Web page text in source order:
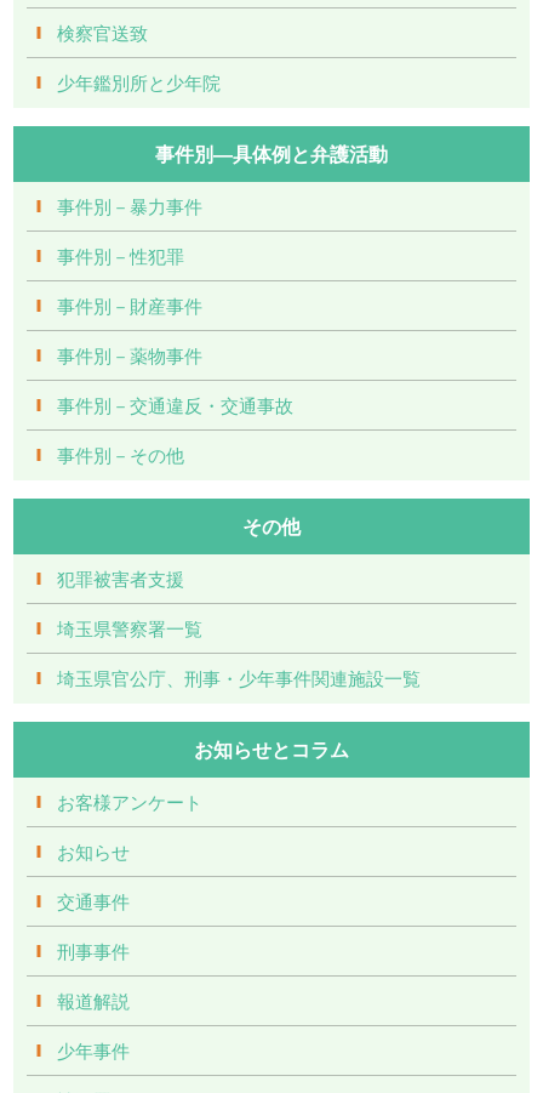
検察官送致
少年鑑別所と少年院
事件別―具体例と弁護活動
事件別－暴力事件
事件別－性犯罪
事件別－財産事件
事件別－薬物事件
事件別－交通違反・交通事故
事件別－その他
その他
犯罪被害者支援
埼玉県警察署一覧
埼玉県官公庁、刑事・少年事件関連施設一覧
お知らせとコラム
お客様アンケート
お知らせ
交通事件
刑事事件
報道解説
少年事件